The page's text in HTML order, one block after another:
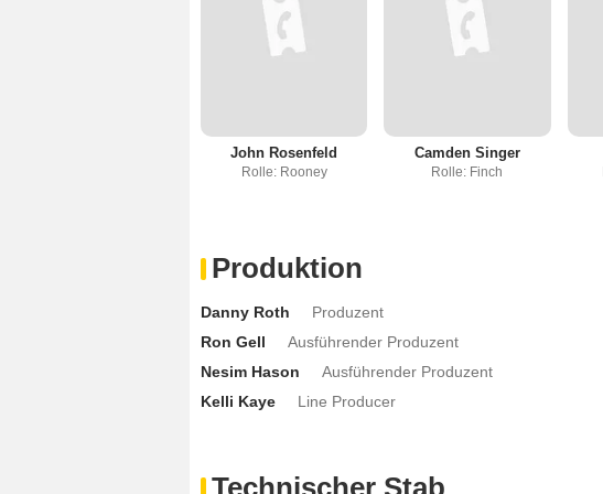
John Rosenfeld
Rolle: Rooney
Camden Singer
Rolle: Finch
Produktion
Danny Roth
Produzent
Ron Gell
Ausführender Produzent
Nesim Hason
Ausführender Produzent
Kelli Kaye
Line Producer
Technischer Stab